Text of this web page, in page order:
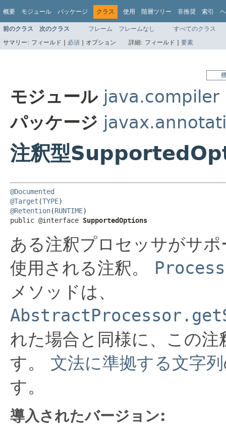
概要 モジュール パッケージ クラス 使用 階層ツリー 非推奨 索引
前のクラス 次のクラス フレーム フレームなし
すべてのクラス
サマリー: フィールド | 必須 | オプション 詳細: フィールド | 要素
モジュール java.compiler
パッケージ
注釈型
@Documented
@Target (TYPE
@Retention(RUNTIME)
public @interface SupportedOptions
ある注釈プロセッサがサ
使用される注釈。
メソッドは、
れた場合と同様に、この
す。
文法に準拠する文字列
す。
導入されたバージョン: